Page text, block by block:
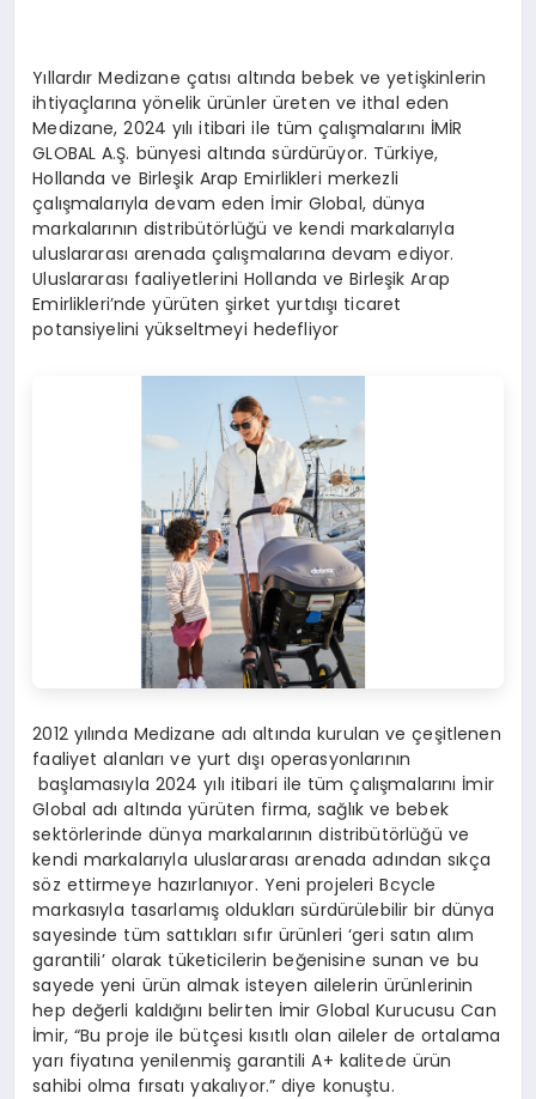
Yıllardır Medizane çatısı altında bebek ve yetişkinlerin
ihtiyaçlarına yönelik ürünler üreten ve ithal eden
Medizane, 2024 yılı itibari ile tüm çalışmalarını İMİR
GLOBAL A.Ş. bünyesi altında sürdürüyor. Türkiye,
Hollanda ve Birleşik Arap Emirlikleri merkezli
çalışmalarıyla devam eden İmir Global, dünya
markalarının distribütörlüğü ve kendi markalarıyla
uluslararası arenada çalışmalarına devam ediyor.
Uluslararası faaliyetlerini Hollanda ve Birleşik Arap
Emirlikleri’nde yürüten şirket yurtdışı ticaret
potansiyelini yükseltmeyi hedefliyor
2012 yılında Medizane adı altında kurulan ve çeşitlenen
faaliyet alanları ve yurt dışı operasyonlarının
başlamasıyla 2024 yılı itibari ile tüm çalışmalarını İmir
Global adı altında yürüten firma, sağlık ve bebek
sektörlerinde dünya markalarının distribütörlüğü ve
kendi markalarıyla uluslararası arenada adından sıkça
söz ettirmeye hazırlanıyor. Yeni projeleri Bcycle
markasıyla tasarlamış oldukları sürdürülebilir bir dünya
sayesinde tüm sattıkları sıfır ürünleri ‘geri satın alım
garantili’ olarak tüketicilerin beğenisine sunan ve bu
sayede yeni ürün almak isteyen ailelerin ürünlerinin
hep değerli kaldığını belirten İmir Global Kurucusu Can
İmir, “Bu proje ile bütçesi kısıtlı olan aileler de ortalama
yarı fiyatına yenilenmiş garantili A+ kalitede ürün
sahibi olma fırsatı yakalıyor.” diye konuştu.